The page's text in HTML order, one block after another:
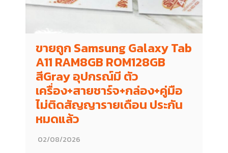
ขายถูก Samsung Galaxy Tab
A11 RAM8GB ROM128GB
สีGray อุปกรณ์มี ตัว
เครื่อง+สายชาร์จ+กล่อง+คู่มือ
ไม่ติดสัญญารายเดือน ประกัน
หมดแล้ว
02/08/2026